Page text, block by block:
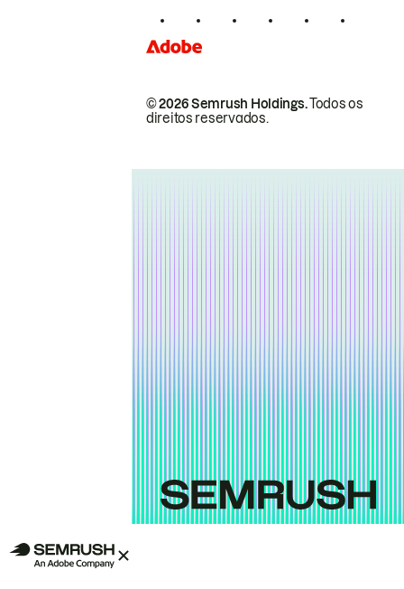
© 2026 Semrush Holdings.Todos os
direitos reservados.